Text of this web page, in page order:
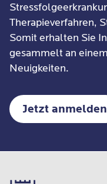
Therapieverfahren,
Somit erhalten Sie
gesammelt an
Neuigkeiten.
Jetzt anmelden